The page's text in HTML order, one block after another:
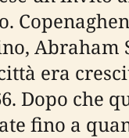
Abraham
era
Dopo che
fino a